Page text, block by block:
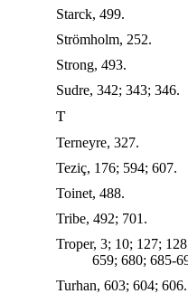
Starck, 499.
Strömholm, 252.
Strong, 493.
Sudre, 342; 343; 346.
T
Terneyre, 327.
Teziç, 176; 594; 607.
Toinet, 488.
Tribe, 492; 701.
Troper, 3; 10; 127;
659; 680; 685-
Turhan, 603; 604; 606.